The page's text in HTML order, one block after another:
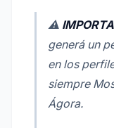
⚠
generá un
en los
siempre
Ágora.